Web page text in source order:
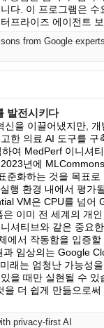
다. 이 프로그램은
프라이즈 에이전트
from Google
발전시키다
을 이끌어냈지만,
한 의료 AI 도구를
여 MedPerf 이니셔
년에
준화하는 것을 목표
행 환경 내에서 평
VM은 CPU를 넘
이미 전 세계의 개
셔티브와 같은 중요
에서 작동함을 입증
임상의는 Google
래는 엄청난 가능성
을 때만 실현될 수
을 더 쉽게 만듦으로
privacy-first AI